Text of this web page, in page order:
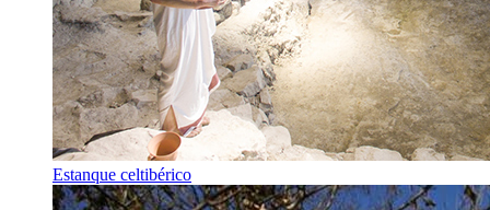
Estanque celtibérico